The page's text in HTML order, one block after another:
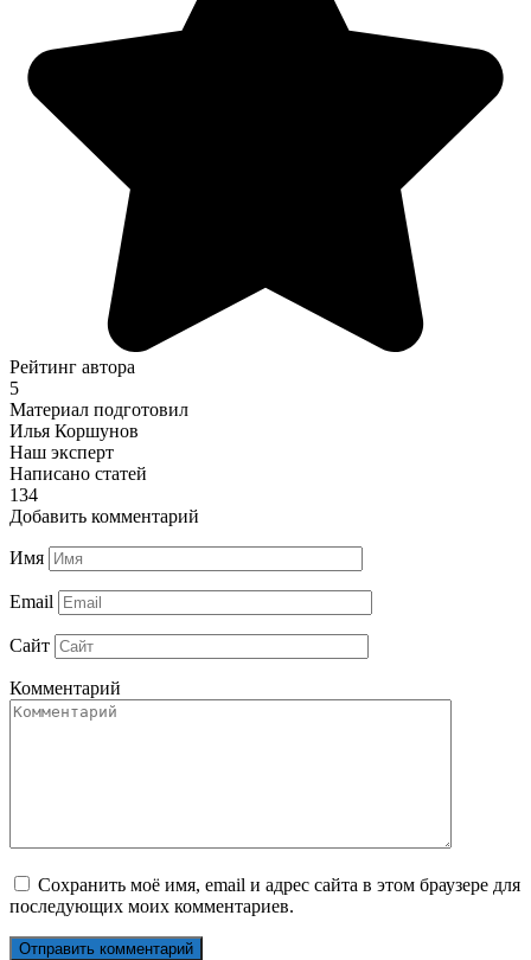
Рейтинг автора
5
Материал подготовил
Илья Коршунов
Наш эксперт
Написано статей
134
Добавить комментарий
Имя
Email
Сайт
Комментарий
Сохранить моё имя, email и адрес сайта в этом браузере для
последующих моих комментариев.